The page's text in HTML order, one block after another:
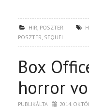
HÍR POSZTER
POSZTER SEQUEL
Box
horror
PUBLIKÁLTA 2014.